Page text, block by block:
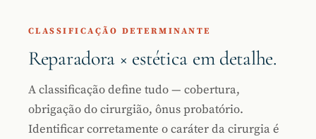
CLASSIFICAÇÃO DETERMINANTE
Reparadora × estética em detalhe.
A classificação define tudo — cobertura,
obrigação do cirurgião, ônus probatório.
Identificar corretamente o caráter da cirurgia é